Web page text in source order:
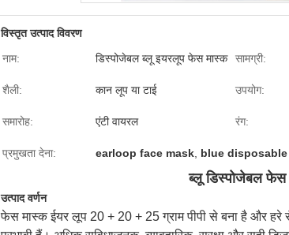
विस्तृत उत्पाद विवरण
नाम:
डिस्पोजेबल ब्लू इयरलूप फेस मास्क सामग्री:
शैली: कान लूप या टाई उपयोग:
समारोह: एंटी वायरल रंग:
प्रमुखता देना: earloop face mask blue disposable
ब्लू डिस्पोजेबल फेस
उत्पाद वर्णन
फेस मास्क ईयर लूप 20 + 20 + 25 ग्राम पीपी से बना है और हरे